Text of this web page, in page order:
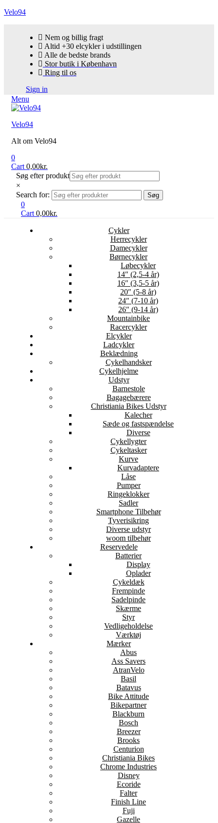
Velo94
Nem og billig fragt
Altid +30 elcykler i udstillingen
Alle de bedste brands
Stor butik i København
Ring til os
Sign in
Menu
Velo94
Alt om Velo94
0
Cart 0,00kr.
Søg efter produkt
×
Search for:
Søg
0
Cart 0,00kr.
Cykler
Herrecykler
Damecykler
Børnecykler
Løbecykler
14″ (2,5-4 år)
16″ (3,5-5 år)
20″ (5-8 år)
24″ (7-10 år)
26″ (9-14 år)
Mountainbike
Racercykler
Elcykler
Ladcykler
Beklædning
Cykelhandsker
Cykelhjelme
Udstyr
Barnestole
Bagagebærere
Christiania Bikes Udstyr
Kalecher
Sæde og fastspændelse
Diverse
Cykellygter
Cykeltasker
Kurve
Kurvadaptere
Låse
Pumper
Ringeklokker
Sadler
Smartphone Tilbehør
Tyverisikring
Diverse udstyr
woom tilbehør
Reservedele
Batterier
Display
Oplader
Cykeldæk
Frempinde
Sadelpinde
Skærme
Styr
Vedligeholdelse
Værktøj
Mærker
Abus
Ass Savers
AtranVelo
Basil
Batavus
Bike Attitude
Bikepartner
Blackburn
Bosch
Breezer
Brooks
Centurion
Christiania Bikes
Chrome Industries
Disney
Ecoride
Falter
Finish Line
Fuji
Gazelle